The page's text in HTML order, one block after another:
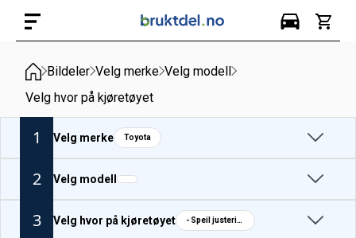
Bildeler Velg merke Velg modell
Velg hvor på kjøretøyet
1 Velg merke Toyota
2 Velg modell
3 Velg hvor på kjøretøyet - Speil justeringsbryter